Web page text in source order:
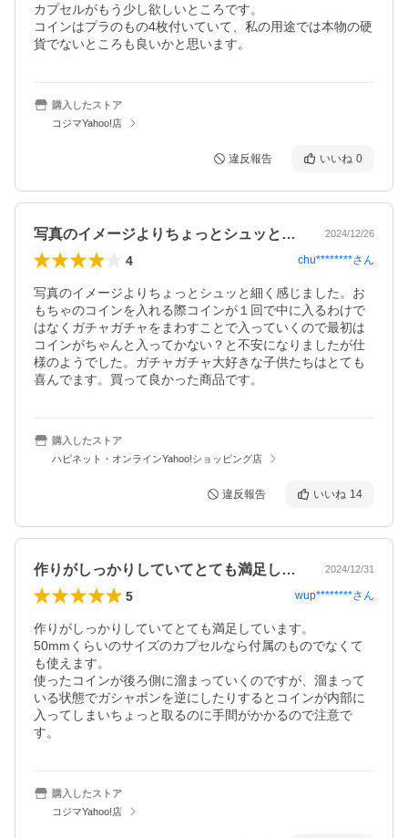
カプセルがもう少し欲しいところです。
コインはプラのもの4枚付いていて、私の用途では本物の硬
貨でないところも良いかと思います。
購入したストア
コジマYahoo!店
違反報告 いいね 0
写真のイメージよりちょっとシュッと細く… 2024/12/26
4 chu********さん
写真のイメージよりちょっとシュッと細く感じました。お
もちゃのコインを入れる際コインが１回で中に入るわけで
はなくガチャガチャをまわすことで入っていくので最初は
コインがちゃんと入ってかない？と不安になりましたが仕
様のようでした。ガチャガチャ大好きな子供たちはとても
喜んでます。買って良かった商品です。
購入したストア
ハピネット・オンラインYahoo!ショッピング店
違反報告 いいね 14
作りがしっかりしていてとても満足してい… 2024/12/31
5 wup********さん
作りがしっかりしていてとても満足しています。
50mmくらいのサイズのカプセルなら付属のものでなくて
も使えます。
使ったコインが後ろ側に溜まっていくのですが、溜まって
いる状態でガシャポンを逆にしたりするとコインが内部に
入ってしまいちょっと取るのに手間がかかるので注意で
す。
購入したストア
コジマYahoo!店